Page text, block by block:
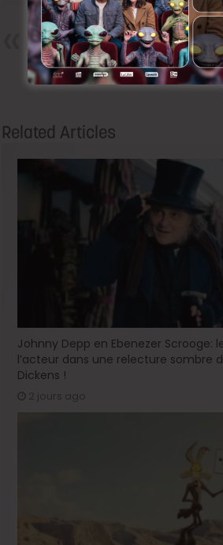
Précedent
Le Fiff, c’est aussi à Liège
FIFF 2013 :
Related Articles
Johnny Depp en Ebenezer Scrooge:
l’acteur dans une relecture sombre
Dickens !
2 jours ago